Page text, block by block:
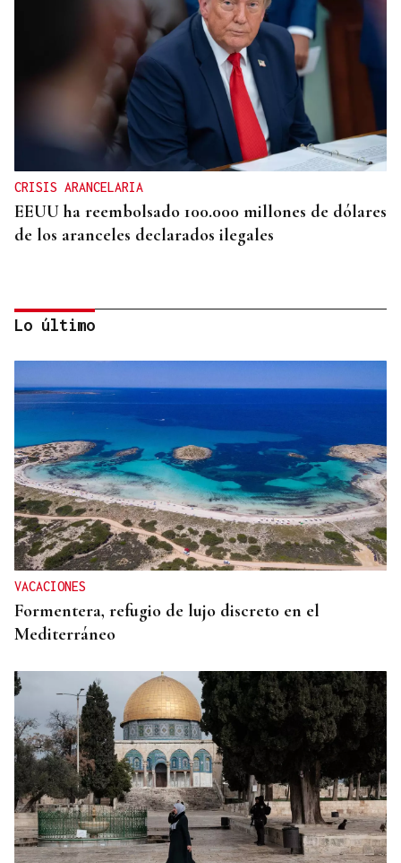
CRISIS ARANCELARIA
EEUU ha reembolsado 100.000 millones de dólares
de los aranceles declarados ilegales
HIDROCARBUROS
La OPEP+ sigue ampliando la oferta de petróleo
para estabilizar el mercado
Lo último
VACACIONES
Formentera, refugio de lujo discreto en el
Mediterráneo